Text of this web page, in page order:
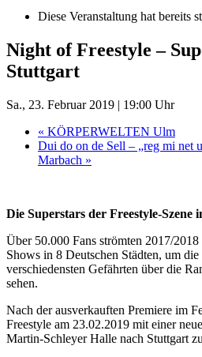
Diese Veranstaltung hat bereits
Night of Freestyle –
Stuttgart
Sa., 23. Februar 2019 | 19:00 Uhr
« KÖRPERWELTEN Ulm
Dui do on de Sell – „reg mi net
Marbach »
Die Superstars der Freestyle-Szene
Über 50.000 Fans strömten 2017/
Shows in 8 Deutschen Städten, um
verschiedensten Gefährten über die
sehen.
Nach der ausverkauften Premiere im
Freestyle am 23.02.2019 mit einer
Martin-Schleyer Halle nach Stuttgart